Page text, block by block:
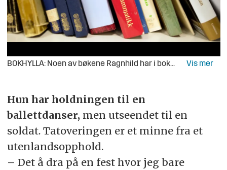
BOKHYLLA: Noen av bøkene Ragnhild har i bokhylla si på hybelen. Russisk språk er både en interesse og pensum.
Hun har holdningen til en
ballettdanser, men utseendet til en
soldat. Tatoveringen er et minne fra et
utenlandsopphold.
– Det å dra på en fest hvor jeg bare